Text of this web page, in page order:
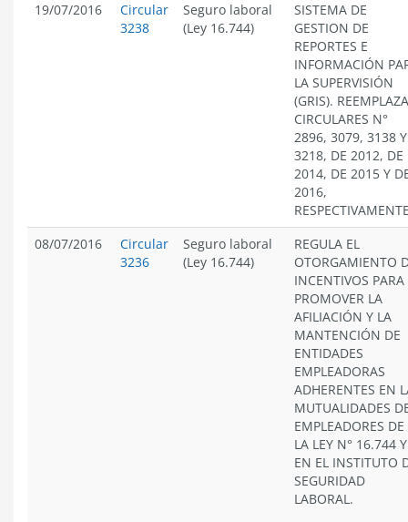
19/07/2016
Circular
3238
Seguro laboral
(Ley 16.744)
SISTEMA DE
GESTION DE
REPORTES E
INFORMACIÓN
LA SUPERVISIÓN
(GRIS). REEMPLAZA
CIRCULARES N°
2896, 3079, 3138 Y
3218, DE 2012, DE
2014, DE 2015 Y
2016,
08/07/2016
Circular
3236
Seguro laboral
(Ley 16.744)
REGULA EL
OTORGAMIENTO
INCENTIVOS PARA
PROMOVER LA
AFILIACIÓN Y LA
MANTENCIÓN DE
ENTIDADES
EMPLEADORAS
ADHERENTES EN
MUTUALIDADES
EMPLEADORES DE
LA LEY N° 16.744 Y
EN EL INSTITUTO
SEGURIDAD
LABORAL.